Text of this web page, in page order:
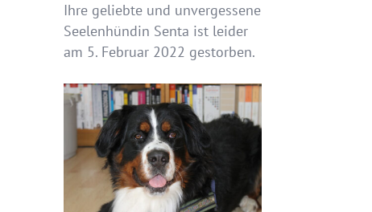
Ihre geliebte und unvergessene
Seelenhündin Senta ist leider
am 5. Februar 2022 gestorben.